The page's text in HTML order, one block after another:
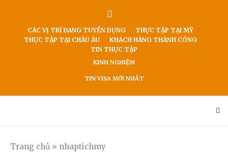
CÁC VỊ TRÍ ĐANG TUYỂN DỤNG
THỰC TẬP TẠI MỸ
THỰC TẬP TẠI CHÂU ÂU
KHÁCH HÀNG THÀNH CÔNG
TIN THỰC TẬP
KINH NGHIỆM
TIN VISA MỚI NHẤT
Trang chủ » nhaptichmy